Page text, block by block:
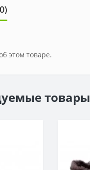
этом товаре.
товары